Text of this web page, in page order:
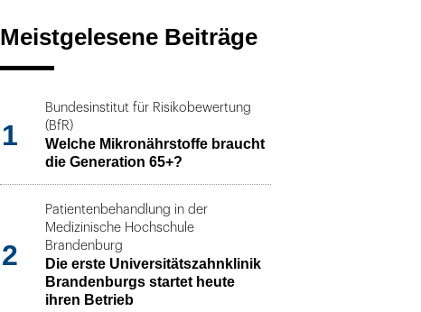
Meistgelesene Beiträge
1
Bundesinstitut für Risikobewertung
(BfR)
Welche Mikronährstoffe braucht
die Generation 65+?
2
Patientenbehandlung in der
Medizinische Hochschule
Brandenburg
Die erste Universitätszahnklinik
Brandenburgs startet heute
ihren Betrieb